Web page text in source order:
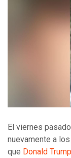
El viernes
nuevamente a
que Donald Trump